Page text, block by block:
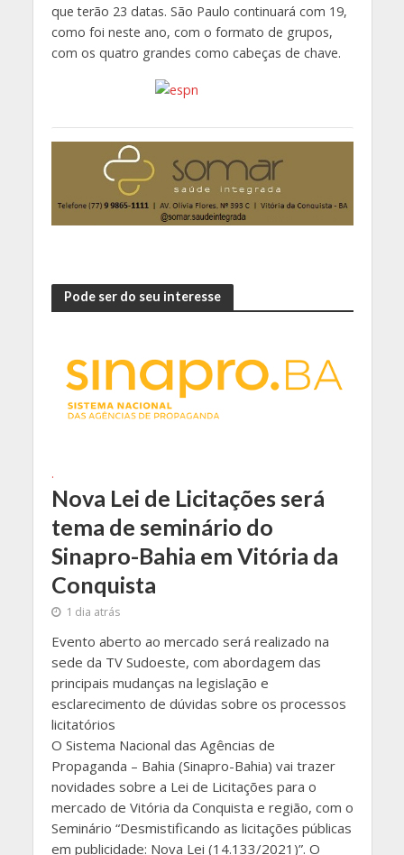
que terão 23 datas. São Paulo continuará com 19,
como foi neste ano, com o formato de grupos,
com os quatro grandes como cabeças de chave.
Pode ser do seu interesse
.
Nova Lei de Licitações será
tema de seminário do
Sinapro-Bahia em Vitória da
Conquista
1 dia atrás
Evento aberto ao mercado será realizado na
sede da TV Sudoeste, com abordagem das
principais mudanças na legislação e
esclarecimento de dúvidas sobre os processos
licitatórios
O Sistema Nacional das Agências de
Propaganda – Bahia (Sinapro-Bahia) vai trazer
novidades sobre a Lei de Licitações para o
mercado de Vitória da Conquista e região, com o
Seminário “Desmistificando as licitações públicas
em publicidade: Nova Lei (14.133/2021)”. O